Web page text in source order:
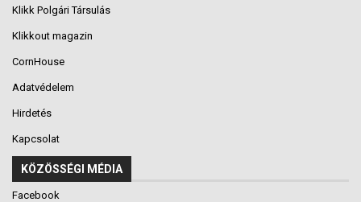
Klikk Polgári Társulás
Klikkout magazin
CornHouse
Adatvédelem
Hirdetés
Kapcsolat
KÖZÖSSÉGI MÉDIA
Facebook